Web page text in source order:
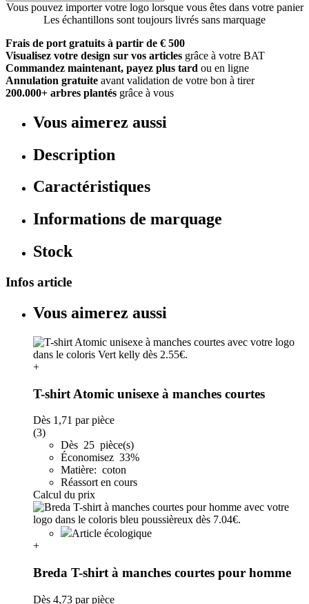
Vous pouvez importer votre logo lorsque vous êtes dans votre panier
Les échantillons sont toujours livrés sans marquage
Frais de port gratuits à partir de € 500
Visualisez votre design sur vos articles grâce à votre BAT
Commandez maintenant, payez plus tard ou en ligne
Annulation gratuite avant validation de votre bon à tirer
200.000+ arbres plantés grâce à vous
Vous aimerez aussi
Description
Caractéristiques
Informations de marquage
Stock
Infos article
Vous aimerez aussi
+
T-shirt Atomic unisexe à manches courtes
Dès 1,71 par pièce
(3)
Dès 25 pièce(s)
Économisez 33%
Matière: coton
Réassort en cours
Calcul du prix
Article écologique
+
Breda T-shirt à manches courtes pour homme
Dès 4,73 par pièce